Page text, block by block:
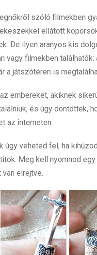
szóló filmekben
ellátott
De ilyen aranyos kis
vagy filmekben találhatók:
a játszótéren is
embereket, akiknek
és úgy döntöttek,
az interneten.
úgy veheted fel, ha
Meg kell nyomnod
elrejtve.